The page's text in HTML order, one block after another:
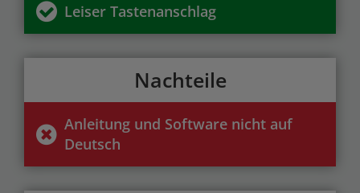
Leiser Tastenanschlag
Nachteile
Anleitung und Software nicht auf
Deutsch